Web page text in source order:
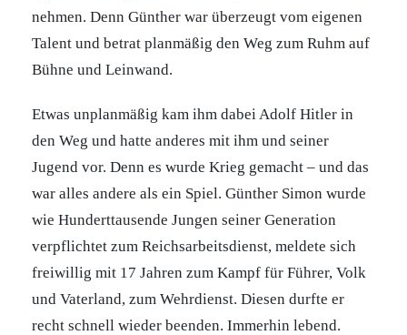
nehmen. Denn Günther war überzeugt vom eigenen
Talent und betrat planmäßig den Weg zum Ruhm auf
Bühne und Leinwand.
Etwas unplanmäßig kam ihm dabei Adolf Hitler in
den Weg und hatte anderes mit ihm und seiner
Jugend vor. Denn es wurde Krieg gemacht – und das
war alles andere als ein Spiel. Günther Simon wurde
wie Hunderttausende Jungen seiner Generation
verpflichtet zum Reichsarbeitsdienst, meldete sich
freiwillig mit 17 Jahren zum Kampf für Führer, Volk
und Vaterland, zum Wehrdienst. Diesen durfte er
recht schnell wieder beenden. Immerhin lebend.